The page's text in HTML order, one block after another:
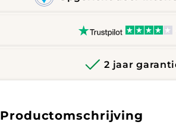
2 jaar
Productomschrijving